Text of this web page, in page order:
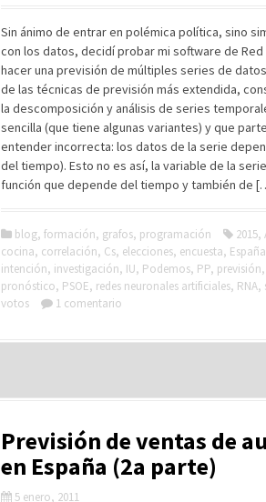
Sin ánimo de entrar en polémica política, sino
con los datos, decidí probar mi software de Red
hacer una previsión de múltiples series de
de las técnicas de previsión más extendida,
la descomposición y análisis de series
sencilla (que tiene algunas variantes) y que
entender incorrecta: los datos de la serie
del tiempo). Esto no es así, la variable de la
función que depende del tiempo y también de
blog, formación, grafos, programación 2015,
cocina, correlación, Cs, elecciones, encuesta, España
intención, investigación, IU, Podemos, PP, previsión,
pronóstico, PSOE, redes neuronales artificiales, RNA,
votos
1 comentario
Previsión de ventas de
en España (2a parte)
5 enero, 2011